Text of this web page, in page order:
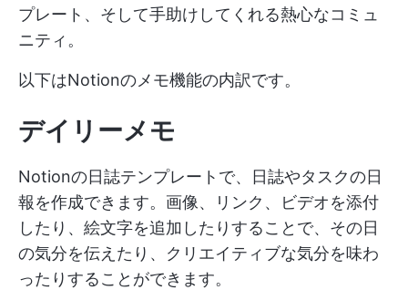
プレート、そして手助けしてくれる熱心なコミュ
ニティ。
以下はNotionのメモ機能の内訳です。
デイリーメモ
Notionの日誌テンプレートで、日誌やタスクの日
報を作成できます。画像、リンク、ビデオを添付
したり、絵文字を追加したりすることで、その日
の気分を伝えたり、クリエイティブな気分を味わ
ったりすることができます。